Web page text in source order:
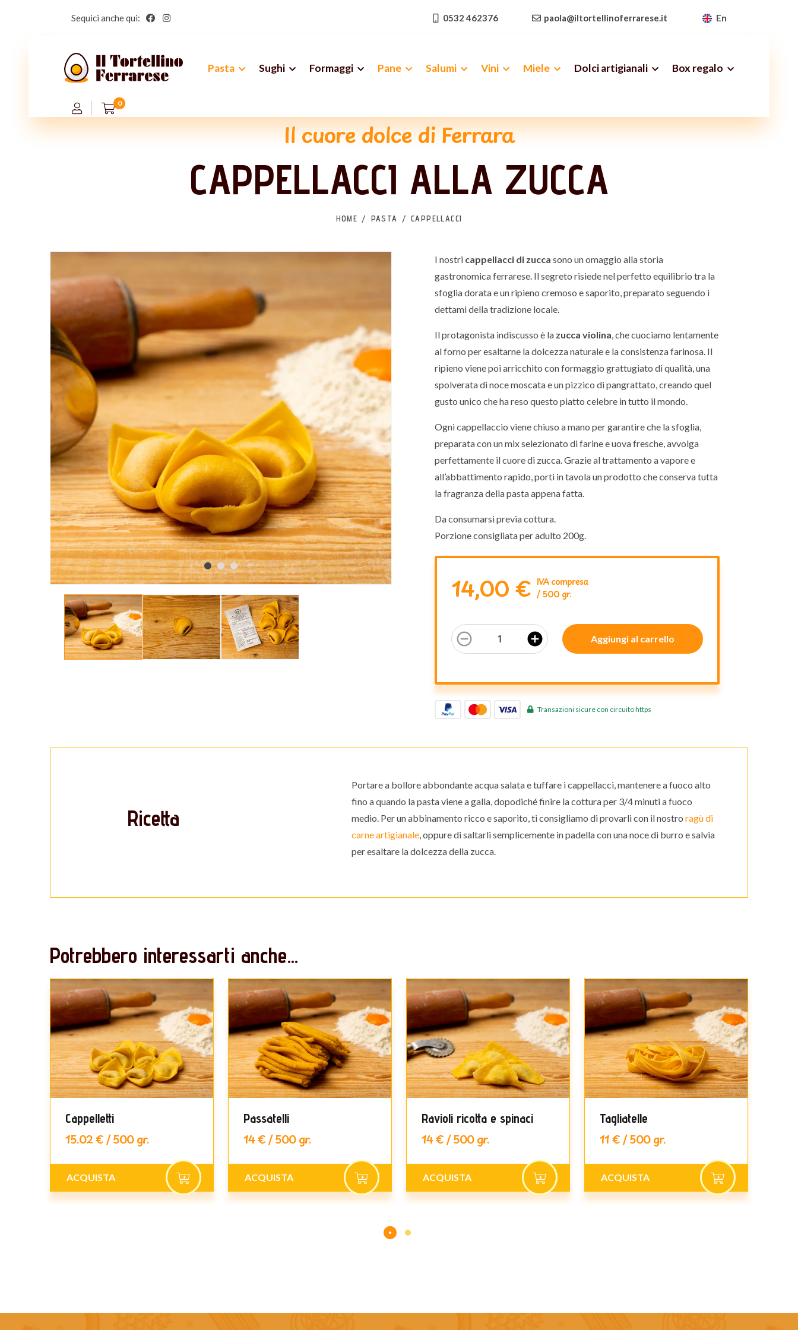
Sequici anche qui: 0532 462376 paola@iltortellinoferrarese.it En
Pasta Sughi Formaggi Pane Salumi Vini Miele Dolci artigianali Box regalo
0
Il cuore dolce di Ferrara
CAPPELLACCI ALLA ZUCCA
HOME PASTA CAPPELLACCI
I nostri cappellacci di zucca sono un omaggio alla storia
gastronomica ferrarese. Il segreto risiede nel perfetto equilibrio tra la
sfoglia dorata e un ripieno cremoso e saporito, preparato seguendo i
dettami della tradizione locale.
Il protagonista indiscusso è la zucca violina , che cuociamo lentamente
al forno per esaltarne la dolcezza naturale e la consistenza farinosa. Il
ripieno viene poi arricchito con formaggio grattugiato di qualità, una
spolverata di noce moscata e un pizzico di pangrattato, creando quel
gusto unico che ha reso questo piatto celebre in tutto il mondo.
Ogni cappellaccio viene chiuso a mano per garantire che la sfoglia,
preparata con un mix selezionato di farine e uova fresche, avvolga
perfettamente il cuore di zucca. Grazie al trattamento a vapore e
all’abbattimento rapido, porti in tavola un prodotto che conserva tutta
la fragranza della pasta appena fatta.
Da consumarsi previa cottura.
Porzione consigliata per adulto 200g.
14,00 € IVA compresa
/ 500 gr.
remove_circle_outline add_circle Aggiungi al carrello
Transazioni sicure con circuito https
Ricetta
Portare a bollore abbondante acqua salata e tuffare i cappellacci, mantenere a fuoco alto
fino a quando la pasta viene a galla, dopodiché finire la cottura per 3/4 minuti a fuoco
medio. Per un abbinamento ricco e saporito, ti consigliamo di provarli con il nostroragù di
carne artigianale, oppure di saltarli semplicemente in padella con una noce di burro e salvia
per esaltare la dolcezza della zucca.
Potrebbero interessarti anche...
Cappelletti
15.02 € / 500 gr.
ACQUISTA
Passatelli
14 € / 500 gr.
ACQUISTA
Ravioli ricotta e spinaci
14 € / 500 gr.
ACQUISTA
Tagliatelle
11 € / 500 gr.
ACQUISTA